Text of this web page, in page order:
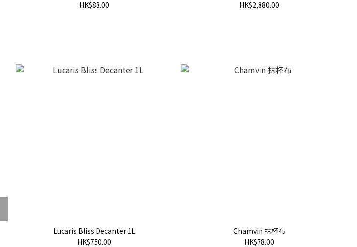
HK$88.00
HK$2,880.00
Lucaris Bliss Decanter 1L
HK$750.00
Chamvin 抹杯布
HK$78.00